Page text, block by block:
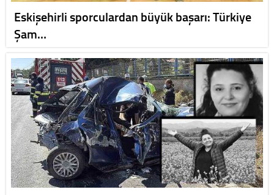
Eskişehirli sporculardan büyük başarı: Türkiye
Şam…